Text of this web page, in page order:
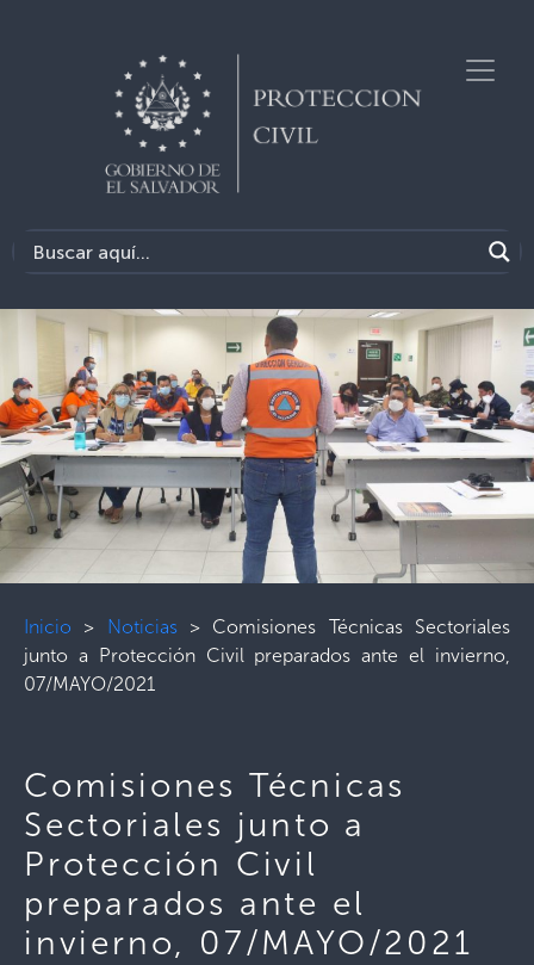
Inicio > Noticias> Comisiones Técnicas Sectoriales
junto a Protección Civil preparados ante el invierno,
07/MAYO/2021
Comisiones Técnicas
Sectoriales junto a
Protección Civil
preparados ante el
invierno, 07/MAYO/2021